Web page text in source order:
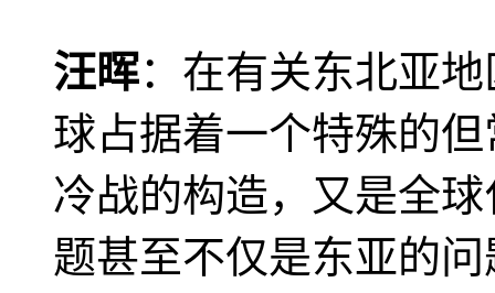
汪晖：在有关东北亚
球占据着一个特殊的
冷战的构造，又是全
题甚至不仅是东亚的